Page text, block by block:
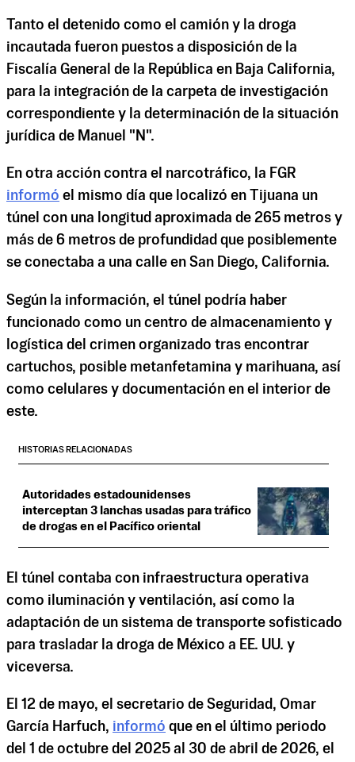
Tanto el detenido como el camión y la droga
incautada fueron puestos a disposición de la
Fiscalía General de la República en Baja California,
para la integración de la carpeta de investigación
correspondiente y la determinación de la situación
jurídica de Manuel "N".
En otra acción contra el narcotráfico, la FGR
informó el mismo día que localizó en Tijuana un
túnel con una longitud aproximada de 265 metros y
más de 6 metros de profundidad que posiblemente
se conectaba a una calle en San Diego, California.
Según la información, el túnel podría haber
funcionado como un centro de almacenamiento y
logística del crimen organizado tras encontrar
cartuchos, posible metanfetamina y marihuana, así
como celulares y documentación en el interior de
este.
HISTORIAS RELACIONADAS
Autoridades estadounidenses
interceptan 3 lanchas usadas para tráfico
de drogas en el Pacífico oriental
El túnel contaba con infraestructura operativa
como iluminación y ventilación, así como la
adaptación de un sistema de transporte sofisticado
para trasladar la droga de México a EE. UU. y
viceversa.
El 12 de mayo, el secretario de Seguridad, Omar
García Harfuch, informó que en el último periodo
del 1 de octubre del 2025 al 30 de abril de 2026, el